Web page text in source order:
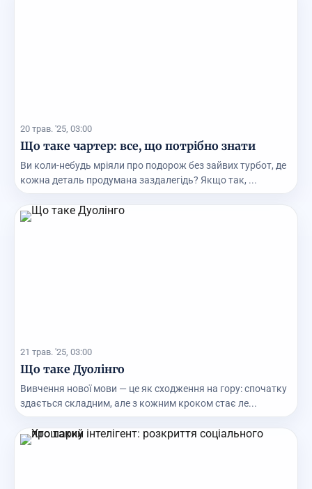
20 трав. '25, 03:00
Що таке чартер: все, що потрібно знати
Ви коли-небудь мріяли про подорож без зайвих турбот, де
кожна деталь продумана заздалегідь? Якщо так, ...
21 трав. '25, 03:00
Що таке Дуолінго
Вивчення нової мови — це як сходження на гору: спочатку
здається складним, але з кожним кроком стає ле...